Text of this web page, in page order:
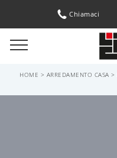
Chiamaci
HOME > ARREDAMENTO CASA >